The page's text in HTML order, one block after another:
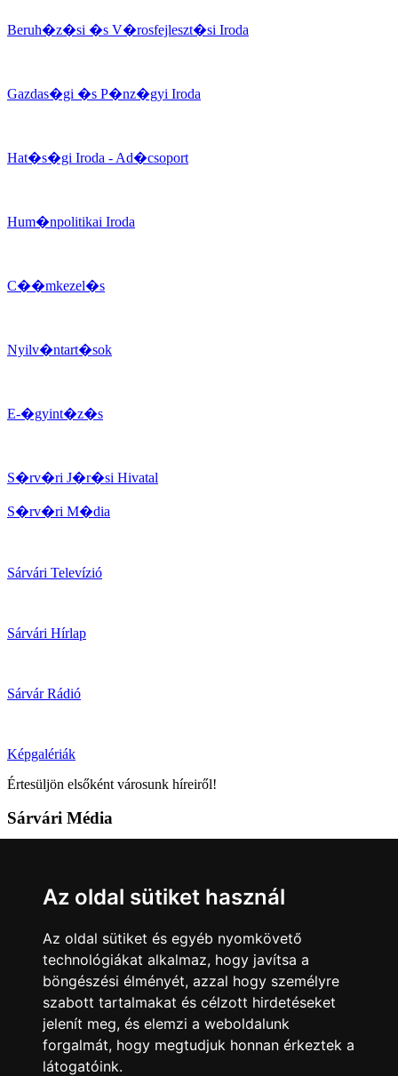
Az oldal sütiket használ
Az oldal sütiket és egyéb nyomkövető
technológiákat alkalmaz, hogy javítsa a
böngészési élményét, azzal hogy személyre
szabott tartalmakat és célzott hirdetéseket
jelenít meg, és elemzi a weboldalunk
forgalmát, hogy megtudjuk honnan érkeztek a
látogatóink.
Beruh�z�si �s V�rosfejleszt�si Iroda
Gazdas�gi �s P�nz�gyi Iroda
Hat�s�gi Iroda - Ad�csoport
Hum�npolitikai Iroda
C��mkezel�s
Nyilv�ntart�sok
E-�gyint�z�s
S�rv�ri J�r�si Hivatal
S�rv�ri M�dia
Sárvári Televízió
Sárvári Hírlap
Sárvár Rádió
Képgalériák
Értesüljön elsőként városunk híreiről!
Sárvári Média
Kövess minket!
Sárvár lendületben Sárvár lendületben
Nyilatkozatok
Impresszum Felhasználási feltételek Adatkezelési tájékoztató
Akadálymentesítési nyilatkozat